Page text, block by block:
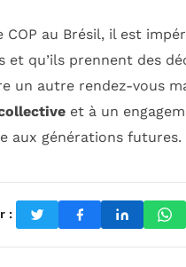
COP au Brésil, il est
qu’ils prennent des
un autre rendez-vous
et à un
aux générations futures.
: